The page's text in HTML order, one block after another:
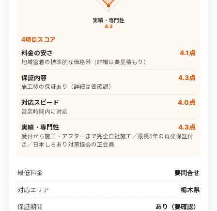
実績・専門性
4.3
4項目スコア
料金の安さ 4.1点
地域密着の標準的な価格帯（詳細は要見積もり）
保証内容 4.3点
施工後の保証あり（詳細は要確認）
対応スピード 4.0点
営業時間内に対応
実績・専門性 4.3点
受付から施工・アフターまで完全自社施工／最長5年の再発保証付
き／日本しろあり対策協会の正会員
最低料金 要問合せ
対応エリア 栃木県
保証期間 あり（要確認）